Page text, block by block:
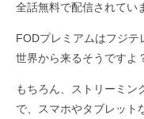
全話無料で配信されてい
FODプレミアムはフジ
世界から来るそうですよ
もちろん、ストリーミン
で、スマホやタブレット